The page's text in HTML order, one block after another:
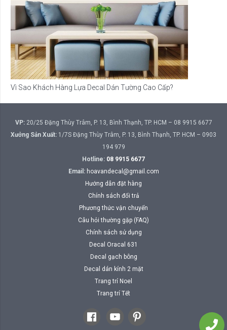
Vì Sao Khách Hàng Lựa Decal Dán Tường Cao Cấp?
VP:20/25 Đặng Thùy Trâm, P. 13, Bình Thạnh, TP. HCM – 08 9915 6677
Xưởng Sản Xuất: 1/7S Đặng Thùy Trâm, P. 13, Bình Thạnh, TP. HCM – 0903
194 979
Hotline: 08 9915 6677
Email: hoavandecal@gmail.com
Hướng dẫn đặt hàng
Chính sách đổi trả
Phương thức vận chuyển
Câu hỏi thường gặp (FAQ)
Chính sách sử dụng
Decal Oracal 631
Decal gạch bông
Decal dán kính 2 mặt
Trang trí Noel
Trang trí Tết